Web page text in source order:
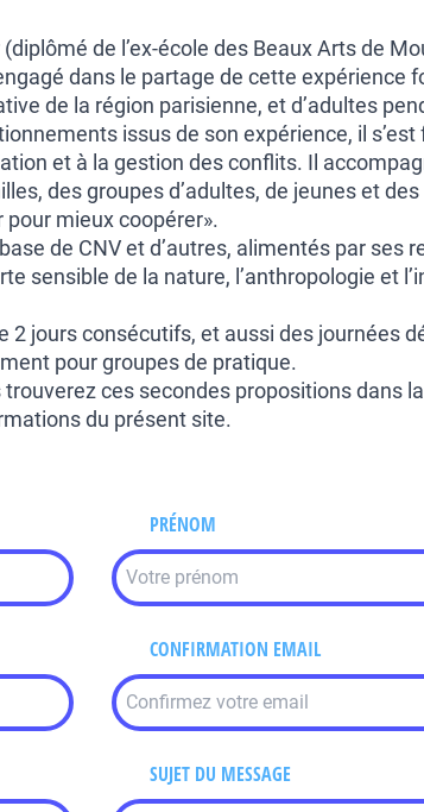
de l’ex-école des Beaux Arts de
dans le partage de cette expérience
de la région parisienne, et d’adultes
issus de son expérience, il s’est
et à la gestion des conflits. Il
des groupes d’adultes, de jeunes et
pour mieux coopérer».
de CNV et d’autres, alimentés par ses
sensible de la nature, l’anthropologie et
2 jours consécutifs, et aussi des journées
pour groupes de pratique.
ces secondes propositions dans
du présent site.
PRÉNOM
CONFIRMATION EMAIL
SUJET DU MESSAGE